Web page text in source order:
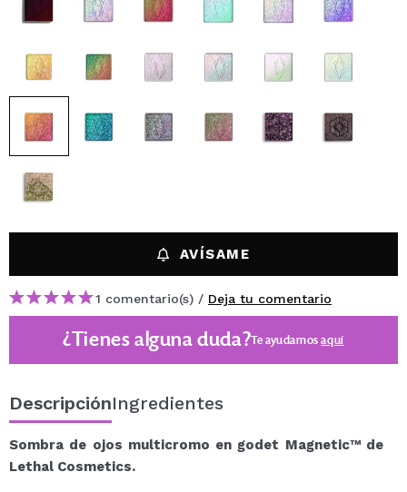
AVÍSAME
1 comentario(s) / Deja tu comentario
¿Tienes alguna duda?Te ayudamosaquí
DescripciónIngredientes
Sombra de ojos multicromo en godet Magnetic™ de
Lethal Cosmetics.